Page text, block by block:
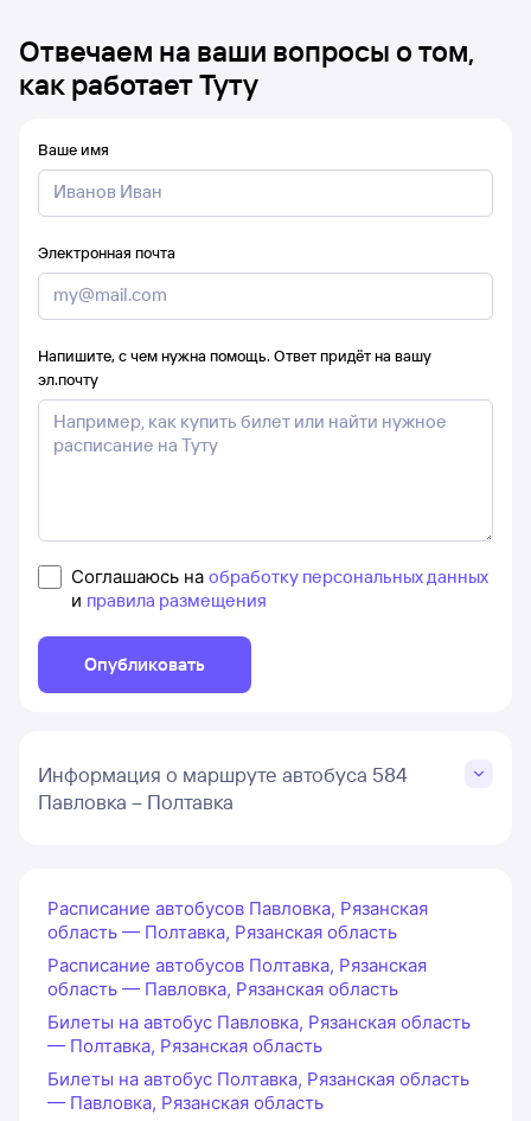
Отвечаем на ваши вопросы о том,
как работает Туту
Ваше имя
Электронная почта
Напишите, с чем нужна помощь. Ответ придёт на вашу
эл.почту
Соглашаюсь на обработку персональных данных
и правила размещения
Опубликовать
Информация о маршруте автобуса 584
Павловка – Полтавка
Расписание автобусов Павловка, Рязанская
область — Полтавка, Рязанская область
Расписание автобусов Полтавка, Рязанская
область — Павловка, Рязанская область
Билеты на автобус Павловка, Рязанская область
— Полтавка, Рязанская область
Билеты на автобус Полтавка, Рязанская область
— Павловка, Рязанская область